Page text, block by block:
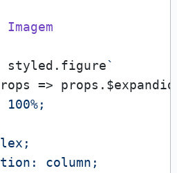
Imagem
styled. figure`
=>
100%;
column;